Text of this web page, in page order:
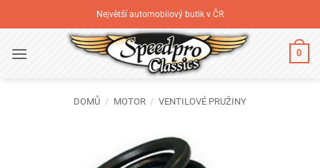
na
Největší automobilový butik v ČR
0
DOMŮ / MOTOR / VENTILOVÉ PRUŽINY